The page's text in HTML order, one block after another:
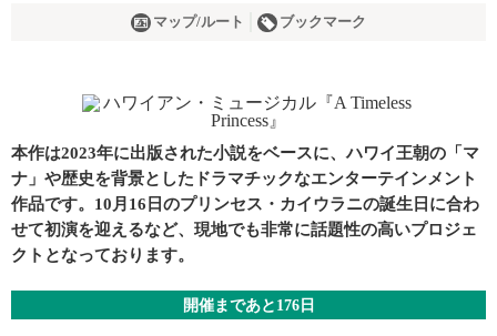
マップ/ルート ブックマーク
本作は2023年に出版された小説をベースに、ハワイ王朝の「マ
ナ」や歴史を背景としたドラマチックなエンターテインメント
作品です。10月16日のプリンセス・カイウラニの誕生日に合わ
せて初演を迎えるなど、現地でも非常に話題性の高いプロジェ
クトとなっております。
開催まであと176日